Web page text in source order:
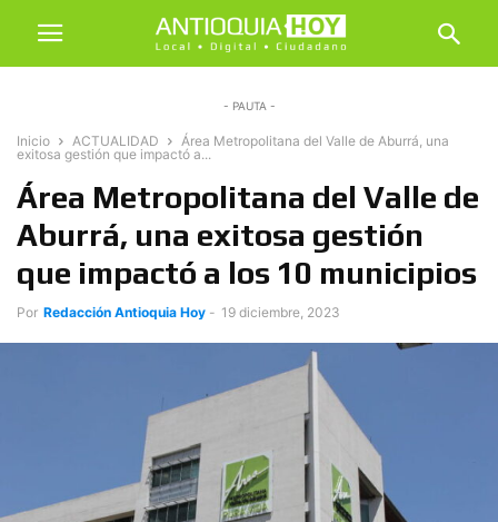
- PAUTA -
Inicio ACTUALIDAD
Área Metropolitana del Valle de Aburrá, una
exitosa gestión que impactó a...
Área Metropolitana del Valle de
Aburrá, una exitosa gestión
que impactó a los 10 municipios
Por Redacción Antioquia Hoy - 19 diciembre, 2023